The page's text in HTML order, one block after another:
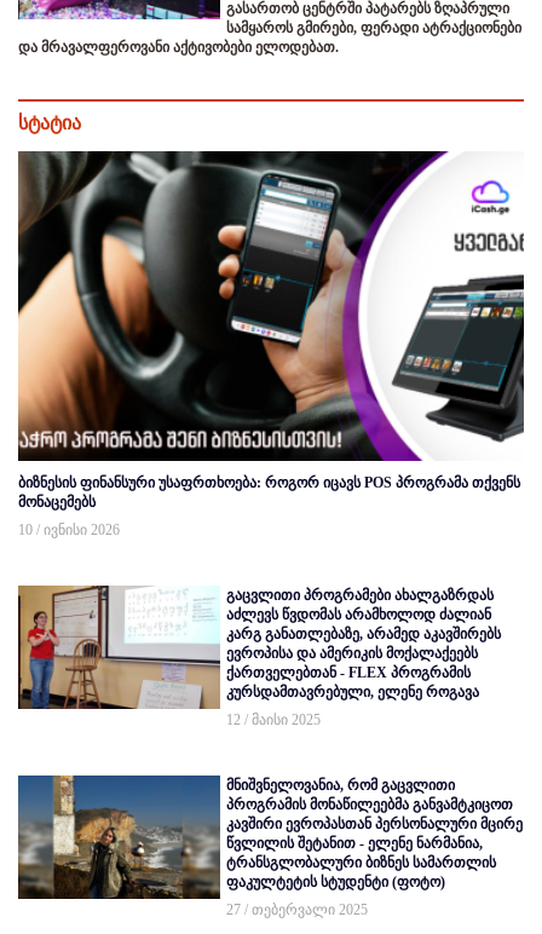
გასართობ ცენტრში პატარებს ზღაპრული
სამყაროს გმირები, ფერადი ატრაქციონები
და მრავალფეროვანი აქტივობები ელოდებათ.
სტატია
ბიზნესის ფინანსური უსაფრთხოება: როგორ იცავს POS პროგრამა თქვენს
მონაცემებს
10 / ივნისი 2026
გაცვლითი პროგრამები ახალგაზრდას
აძლევს წვდომას არამხოლოდ ძალიან
კარგ განათლებაზე, არამედ აკავშირებს
ევროპისა და ამერიკის მოქალაქეებს
ქართველებთან - FLEX პროგრამის
კურსდამთავრებული, ელენე როგავა
12 / მაისი 2025
მნიშვნელოვანია, რომ გაცვლითი
პროგრამის მონაწილეებმა განვამტკიცოთ
კავშირი ევროპასთან პერსონალური მცირე
წვლილის შეტანით - ელენე ნარმანია,
ტრანსგლობალური ბიზნეს სამართლის
ფაკულტეტის სტუდენტი (ფოტო)
27 / თებერვალი 2025